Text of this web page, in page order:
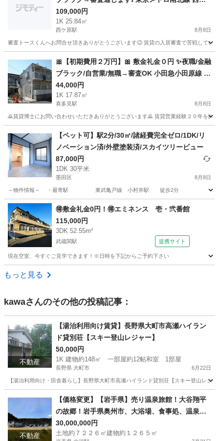
109,000円
1K 25.84㎡
西ケ原駅 8月8日
審査トースくんへお問合せ頂きありがとうございます😉 賃貸の入居審査で苦戦してい
西ケ原駅 マンション 物件
🎀【初期費用２万円】🎀 敷金礼金０円 ✨夜職/金融
ブラック/自営業/無職→審査OK 小田急小田原線 喜
多見駅 徒歩7分❗️狛江市岩戸北３丁目 13-6 ❗️ZECI57
302
44,000円
1K 17.87㎡
喜多見駅 8月8日
🙇賃貸博士にお問い合わせいただきありがとうございます🙇 賃貸営業経験２０年を
喜多見駅 アパート 物件
【ペット可】駅2分/30㎡/諸経費完全ゼロ/1DK/リ
ノベーション済/外壁塗装済/スカイツリービュー
87,000円
1DK 30平米
墨田区 8月8日
～物件情報～ ・最寄駅 東武亀戸線 小村井駅 徒歩
東京 墨田区 アパート 徒歩
🉐敷金礼金0円！🉐エミネンス 壱・弐番館
115,000円
3DK 52.55m²
武蔵関駅 提携サイト
現在空室、今すぐご見学できます！※日時を下記からご予約下さい
東京 練馬区
もっと見る
kawaさんのその他の投稿記事：
不動産
【湯治利用向け賃貸】長野県大町市高瀬ハイラン
ド貸別荘【スキー登山レジャー】
50,000円
1K 建物約148㎡ 一部屋約12帖和室 1部屋
長野県 大町市 6月22日
【湯治利用向け・田舎暮らし】長野県大町市高瀬ハイランド貸別荘【スキー登山レ
その他 別荘
不動産
【価格変更】【岩手県】売り温泉旅館！大谷翔平
の故郷！岩手県奥州市、大浴場、食事処、温泉権
利相談【収益物件】
30,000,000円
土地約７２２６㎡建物約１２６５㎡